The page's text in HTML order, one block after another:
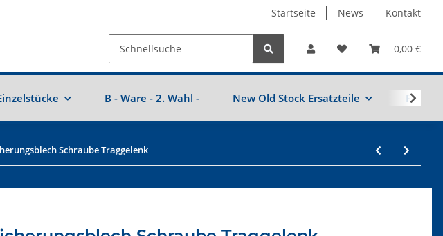
Startseite News Kontakt
0,00 €
B - Ware - 2. Wahl - New Old Stock Ersatzteile
Schraube Traggelenk